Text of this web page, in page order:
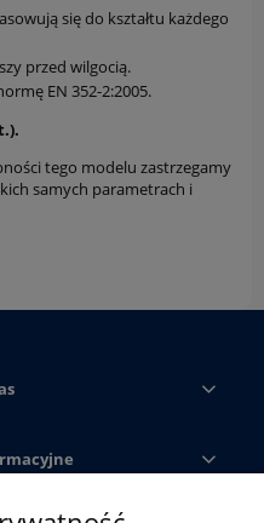
się do kształtu każdego
przed wilgocią.
EN 352-2:2005.
tego modelu zastrzegamy
samych parametrach i